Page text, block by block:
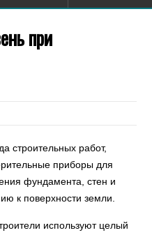
при
строительных работ,
приборы для
фундамента, стен и
к поверхности земли.
используют целый